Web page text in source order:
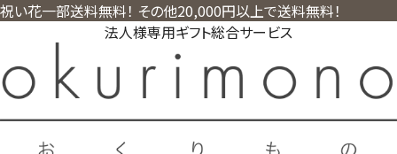
祝い花一部送料無料！ その他20,000円以上で送料無料！
法人様専用ギフト総合サービス